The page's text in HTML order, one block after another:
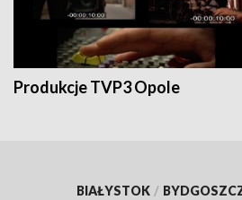
Produkcje TVP3 Opole
BIAŁYSTOK /